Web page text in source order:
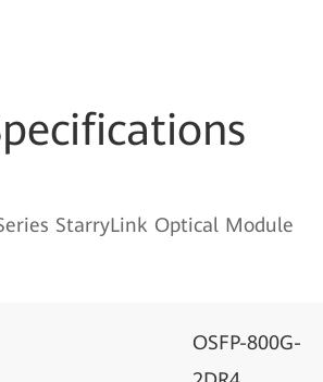
StarryLink Optical Module
OSFP-800G-